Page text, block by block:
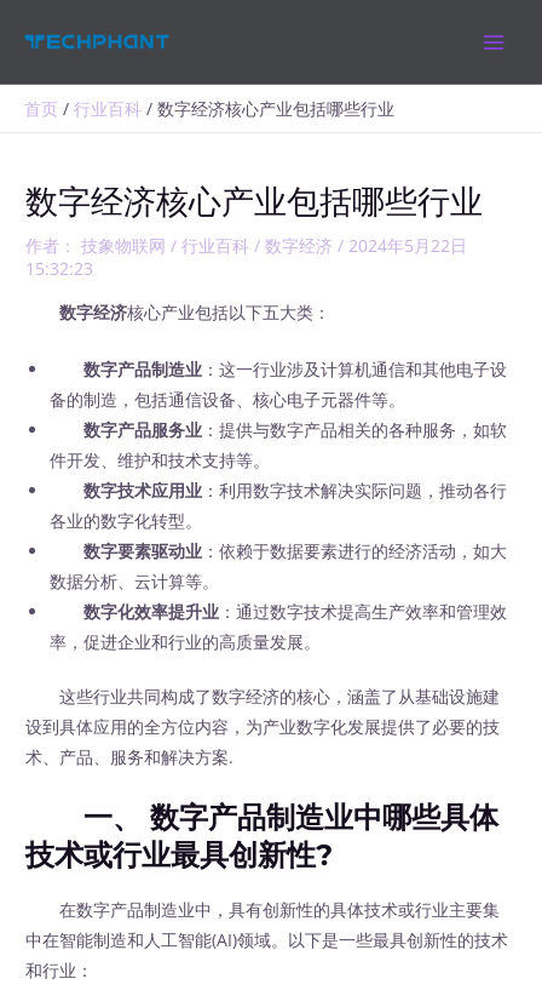
首页 行业百科 数字经济核心产业包括哪些行业
数字经济核心产业包括哪些行业
作者： 技象物联网/行业百科 /数字经济 /2024年5月22日
15:32:23
数字经济核心产业包括以下五大类：
数字产品制造业 ：这一行业涉及计算机通信和其他电子设
备的制造，包括通信设备、核心电子元器件等。
数字产品服务业 ：提供与数字产品相关的各种服务，如软
件开发、维护和技术支持等。
数字技术应用业 ：利用数字技术解决实际问题，推动各行
各业的数字化转型。
数字要素驱动业 ：依赖于数据要素进行的经济活动，如大
数据分析、云计算等。
数字化效率提升业 ：通过数字技术提高生产效率和管理效
率，促进企业和行业的高质量发展。
这些行业共同构成了数字经济的核心，涵盖了从基础设施建
设到具体应用的全方位内容，为产业数字化发展提供了必要的技
术、产品、服务和解决方案.
一、 数字产品制造业中哪些具体
技术或行业最具创新性?
在数字产品制造业中，具有创新性的具体技术或行业主要集
中在智能制造和人工智能(AI)领域。以下是一些最具创新性的技术
和行业：